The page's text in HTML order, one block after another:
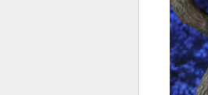
많이 본 뉴스